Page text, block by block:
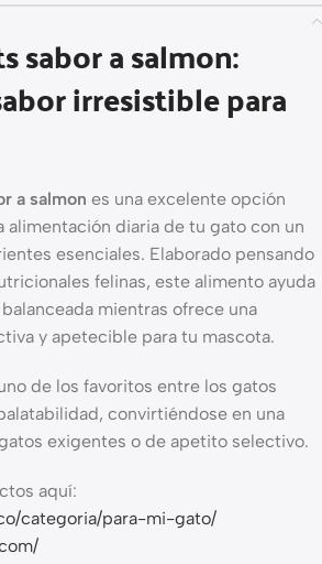
sabor a salmon:
irresistible para
a salmon es una excelente opción
alimentación diaria de tu gato con un
esenciales. Elaborado pensando
felinas, este alimento ayuda
mientras ofrece una
y apetecible para tu mascota.
de los favoritos entre los gatos
convirtiéndose en una
exigentes o de apetito selectivo.
aquí:
categoria/para-mi-gato/